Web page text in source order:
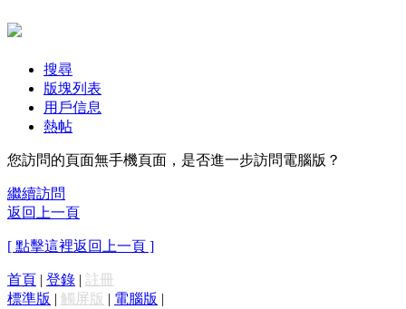
搜尋
版塊列表
用戶信息
熱帖
您訪問的頁面無手機頁面，是否進一步訪問電腦版？
繼續訪問
返回上一頁
[ 點擊這裡返回上一頁 ]
首頁 | 登錄 | 註冊
標準版 | 觸屏版 | 電腦版 |